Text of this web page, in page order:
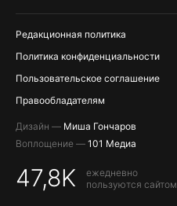
Редакционная политика
Политика конфиденциальности
Пользовательское соглашение
Правообладателям
Дизайн — Миша Гончаров
Воплощение — 101 Медиа
47,8K
ежедневно
пользуются сайтом